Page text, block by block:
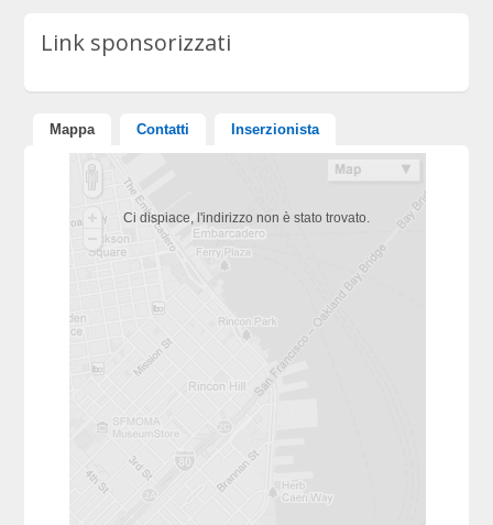
Link sponsorizzati
Mappa Contatti Inserzionista
Ci dispiace, l'indirizzo non è stato trovato.